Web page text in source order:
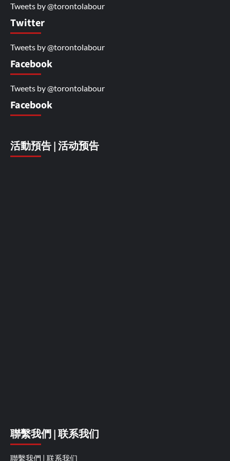
Tweets by @torontolabour
Twitter
Tweets by @torontolabour
Facebook
Tweets by @torontolabour
Facebook
活動預告 | 活动预告
聯繫我們 | 联系我们
聯繫我們 | 联系我们